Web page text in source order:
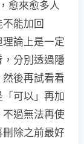
愈來愈多人
能加回
論上是一定
分別透過隱
後再試看看
可以」再加
不過無法再使
除之前最好